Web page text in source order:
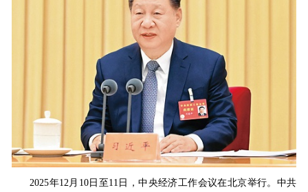
2025年12月10日至11日，中央经济工作会议在北京举行。中共